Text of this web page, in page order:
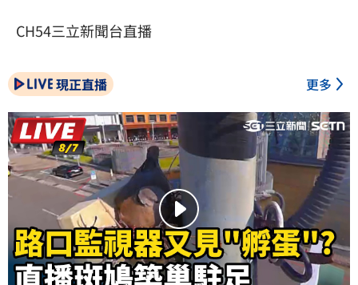
CH54三立新聞台直播
現正直播 更多